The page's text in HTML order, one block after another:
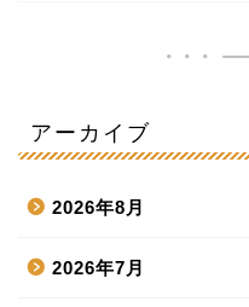
アーカイブ
2026年8月
2026年7月